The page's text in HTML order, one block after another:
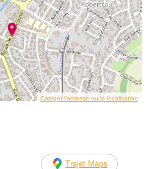
Corriger l’adresse ou la localisation
Trajet Maps